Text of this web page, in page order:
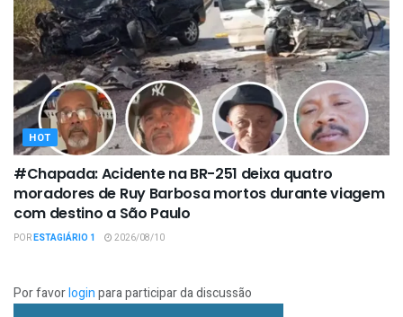
HOT
#Chapada: Acidente na BR-251 deixa quatro
moradores de Ruy Barbosa mortos durante viagem
com destino a São Paulo
PORESTAGIÁRIO 1 2026/08/10
Por favorloginpara participar da discussão